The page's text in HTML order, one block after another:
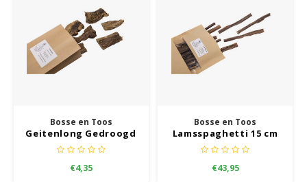
Bosse en Toos
Geitenlong Gedroogd
€4,35
Bosse en Toos
Lamsspaghetti 15 cm
€43,95